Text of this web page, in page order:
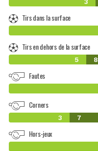
3
Tirs dans la surface
Tirs en dehors de la surface
5 8
Fautes
Corners
3 7
Hors-jeux